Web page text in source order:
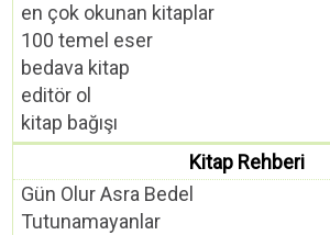
en çok okunan kitaplar
100 temel eser
bedava kitap
editör ol
kitap bağışı
Kitap Rehberi
Gün Olur Asra Bedel
Tutunamayanlar